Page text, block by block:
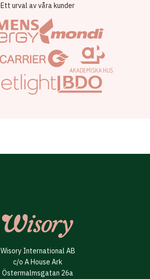
Ett urval av våra kunder
Wisory International AB
c/o A House Ark
Östermalmsgatan 26a